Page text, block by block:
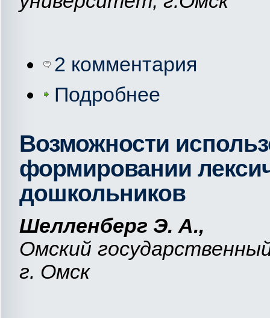
2 комментария
Подробнее
Возможности
формировании
дошкольников
Шелленберг Э. А.,
Омский
г. Омск